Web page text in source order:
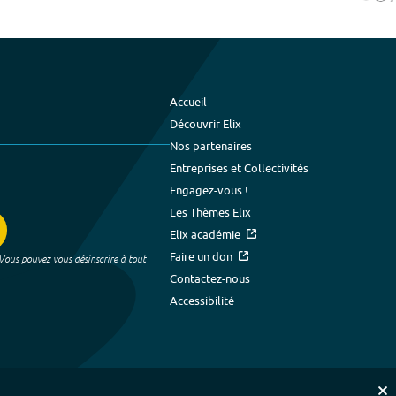
pouvez vous désinscrire à tout
Accueil
Découvrir Elix
Nos partenaires
Entreprises et Collectivités
Engagez-vous !
Les Thèmes Elix
Elix académie
Faire un don
Contactez-nous
Accessibilité